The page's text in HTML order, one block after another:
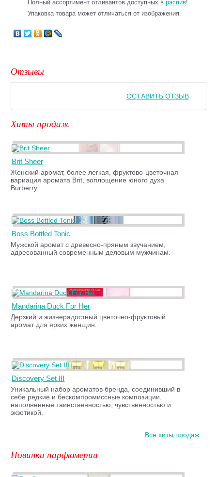
Полный ассортимент отливантов доступных враспив!
Упаковка товара может отличаться от изображения.
Отзывы
ОСТАВИТЬ ОТЗЫВ
Хиты продаж
Brit Sheer
Женский аромат, более легкая, фруктово-цветочная
вариация аромата Brit, воплощение юного духа
Burberry.
Boss Bottled Tonic
Мужской аромат с древесно-пряным звучанием,
адресованный современным деловым мужчинам.
Mandarina Duck For Her
Дерзкий и жизнерадостный цветочно-фруктовый
аромат для ярких женщин.
Discovery Set III
Уникальный набор ароматов бренда, соединивший в
себе редкие и бескомпромиссные композиции,
наполненные таинственностью, чувственностью и
экзотикой.
Все хиты продаж
Новинки парфюмерии